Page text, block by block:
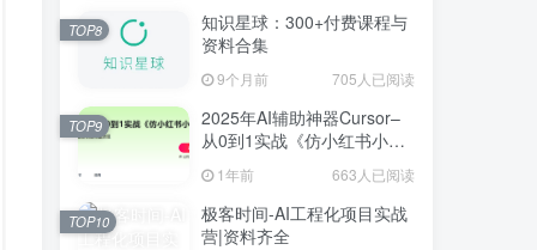
知识星球：300+付费课程与
资料合集
9个月前 705人已阅读
TOP8
2025年AI辅助神器Cursor–
从0到1实战《仿小红书小程
序》1年前 663人已阅读
TOP9
极客时间-AI工程化项目实战
营|资料齐全
TOP10